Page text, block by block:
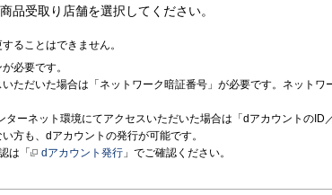
品受取り店舗を選択してください。
ることはできません。
必要です。
いただいた場合は「ネットワーク暗証番号」が必要です。ネットワ
ターネット環境にてアクセスいただいた場合は「dアカウントのID
方も、dアカウントの発行が可能です。
は「
dアカウント発行 」でご確認ください。